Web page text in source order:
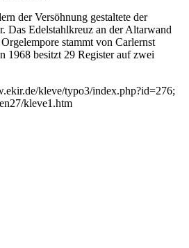
der Versöhnung gestaltete der
Das Edelstahlkreuz an der Altarwand
stammt von Carlernst
1968 besitzt 29 Register auf zwei
kleve/typo3/index.php?id=276;
kleve1.htm